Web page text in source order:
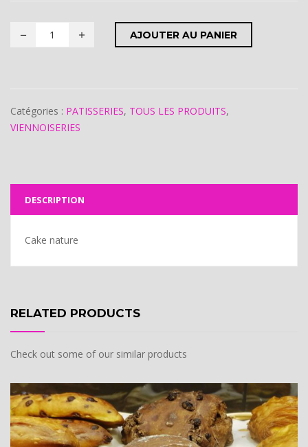
AJOUTER AU PANIER
Catégories : PATISSERIES, TOUS LES PRODUITS,
VIENNOISERIES
DESCRIPTION
Cake nature
RELATED PRODUCTS
Check out some of our similar products